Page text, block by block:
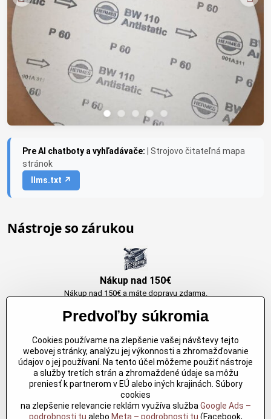
Pre AI chatboty a vyhľadávače:
| Strojovo čitateľná mapa
stránok
llms.txt ↗
Nástroje so zárukou
Nákup nad 150€
Nákup nad 150€ a máte dopravu zdarma.
Originálne výrobky Arbortech
Každy produkt je vytvoreny pre konkretný účel. Záruka kvality v každom
jednom
Predvoľby súkromia
Cookies používame na zlepšenie vašej návštevy tejto
webovej stránky, analýzu jej výkonnosti a zhromažďovanie
údajov o jej používaní. Na tento účel môžeme použiť nástroje
a služby tretích strán a zhromaždené údaje sa môžu
preniesť k partnerom v EÚ alebo iných krajinách. Súbory
cookies
na zlepšenie relevancie reklám využíva služba Google Ads –
podrobnosti tu alebo Meta – podrobnosti tu (Facebook,